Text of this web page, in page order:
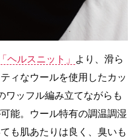
「ヘルスニット」
より、滑ら
ィなウールを使用したカッ
ワッフル編み立てながらも
能。ウール特有の調温調湿
も肌あたりは良く、臭いも